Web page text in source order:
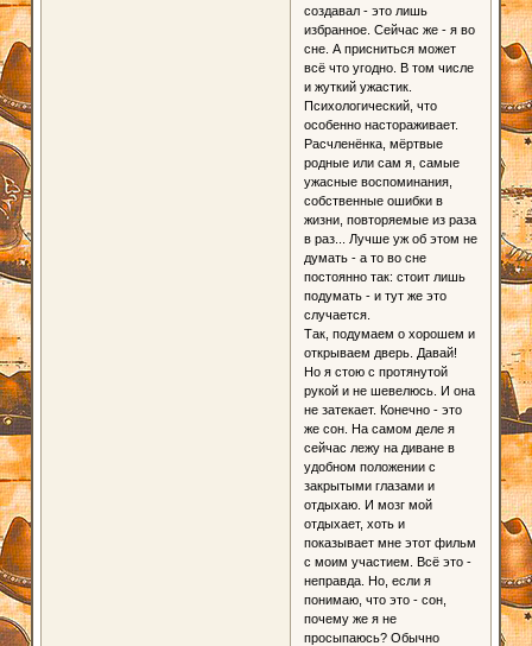
создавал - это лишь
избранное. Сейчас же - я во
сне. А присниться может
всё что угодно. В том числе
и жуткий ужастик.
Психологический, что
особенно настораживает.
Расчленёнка, мёртвые
родные или сам я, самые
ужасные воспоминания,
собственные ошибки в
жизни, повторяемые из раза
в раз... Лучше уж об этом не
думать - а то во сне
постоянно так: стоит лишь
подумать - и тут же это
случается.
Так, подумаем о хорошем и
открываем дверь. Давай!
Но я стою с протянутой
рукой и не шевелюсь. И она
не затекает. Конечно - это
же сон. На самом деле я
сейчас лежу на диване в
удобном положении с
закрытыми глазами и
отдыхаю. И мозг мой
отдыхает, хоть и
показывает мне этот фильм
с моим участием. Всё это -
неправда. Но, если я
понимаю, что это - сон,
почему же я не
просыпаюсь? Обычно